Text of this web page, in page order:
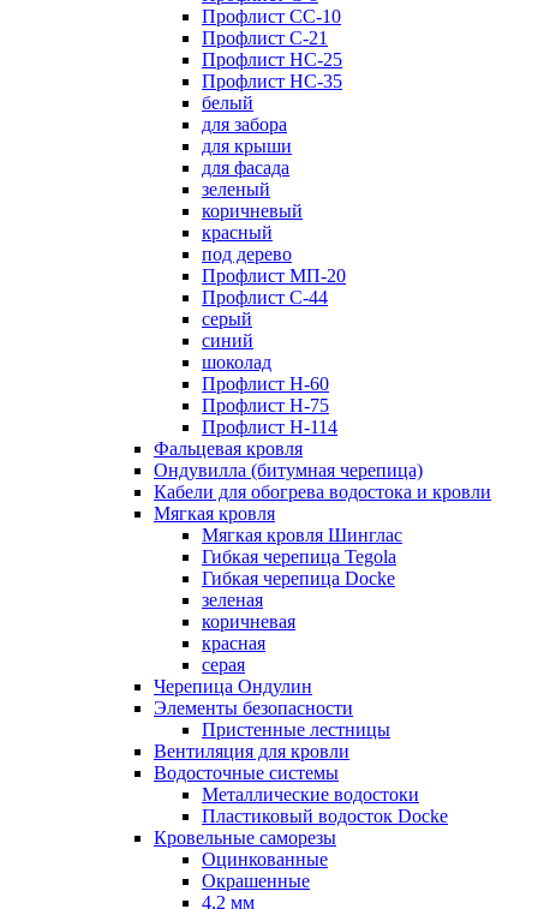
Профлист СС-10
Профлист C-21
Профлист НС-25
Профлист НС-35
белый
для забора
для крыши
для фасада
зеленый
коричневый
красный
под дерево
Профлист МП-20
Профлист С-44
серый
синий
шоколад
Профлист Н-60
Профлист Н-75
Профлист H-114
Фальцевая кровля
Ондувилла (битумная черепица)
Кабели для обогрева водостока и кровли
Мягкая кровля
Мягкая кровля Шинглас
Гибкая черепица Tegola
Гибкая черепица Docke
зеленая
коричневая
красная
серая
Черепица Ондулин
Элементы безопасности
Пристенные лестницы
Вентиляция для кровли
Водосточные системы
Металлические водостоки
Пластиковый водосток Docke
Кровельные саморезы
Оцинкованные
Окрашенные
4,2 мм